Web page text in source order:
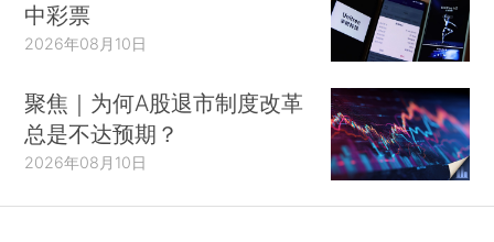
中彩票
2026年08月10日
聚焦｜为何A股退市制度改革
总是不达预期？
2026年08月10日